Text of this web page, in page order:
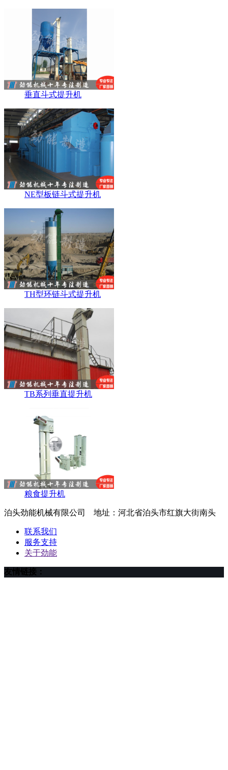
垂直斗式提升机
NE型板链斗式提升机
TH型环链斗式提升机
TB系列垂直提升机
粮食提升机
泊头劲能机械有限公司 地址：河北省泊头市红旗大街南头
联系我们
服务支持
关于劲能
友情链接：